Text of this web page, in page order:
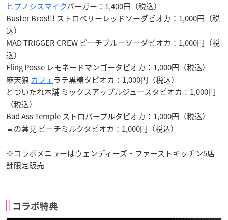
ヒプノシスマイクバーガー：1,400円（税込）
Buster Bros!!! ストロベリーレッドソーダビオカ：1,000円（税
込）
MAD TRIGGER CREW ピーチブルーソーダビオカ：1,000円（税
込）
Fling Posse レモネードマンゴータピオカ：1,000円（税込）
麻天狼 カフェラテ黒糖タピオカ：1,000円（税込）
どついたれ本舗 ミックスアップルジュースタピオカ：1,000円
（税込）
Bad Ass Temple ストロパープルタピオカ：1,000円（税込）
言の葉党 ピーチミルクタピオカ：1,000円（税込）
※コラボメニューはウェンディーズ・ファーストキッチン5店
舗限定販売
コラボ特典